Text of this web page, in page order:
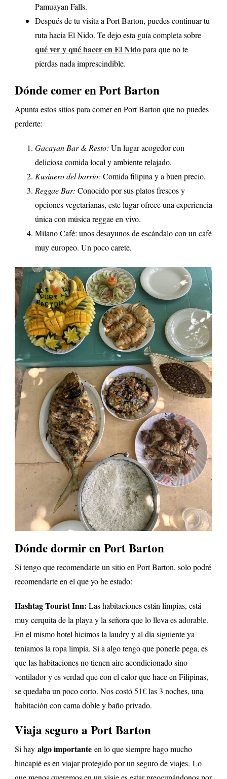
Pamuayan Falls.
Después de tu visita a Port Barton, puedes continuar tu
ruta hacia El Nido. Te dejo esta guía completa sobre
qué ver y qué hacer en El Nidopara que no te
pierdas nada imprescindible.
Dónde comer en Port Barton
Apunta estos sitios para comer en Port Barton que no puedes
perderte:
Gacayan Bar & Resto: Un lugar acogedor con
deliciosa comida local y ambiente relajado.
Kusinero del barrio: Comida filipina y a buen precio.
Reggae Bar: Conocido por sus platos frescos y
opciones vegetarianas, este lugar ofrece una experiencia
única con música reggae en vivo.
Milano Café: unos desayunos de escándalo con un café
muy europeo. Un poco carete.
Dónde dormir en Port Barton
Si tengo que recomendarte un sitio en Port Barton, solo podré
recomendarte en el que yo he estado:
Hashtag Tourist Inn: Las habitaciones están limpias, está
muy cerquita de la playa y la señora que lo lleva es adorable.
En el mismo hotel hicimos la laudry y al día siguiente ya
teníamos la ropa limpia. Si a algo tengo que ponerle pega, es
que las habitaciones no tienen aire acondicionado sino
ventilador y es verdad que con el calor que hace en Filipinas,
se quedaba un poco corto. Nos costó 51€ las 3 noches, una
habitación con cama doble y baño privado.
Viaja seguro a Port Barton
Si hay algo importante en lo que siempre hago mucho
hincapié es en viajar protegido por un seguro de viajes. Lo